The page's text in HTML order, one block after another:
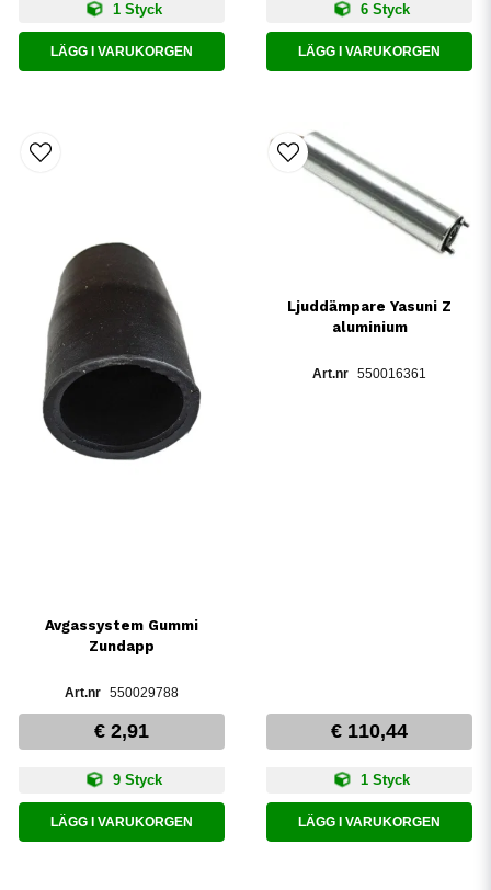
1 Styck
LÄGG I VARUKORGEN
6 Styck
LÄGG I VARUKORGEN
Avgassystem Gummi
Zundapp
550029788
€ 2,91
9 Styck
LÄGG I VARUKORGEN
Ljuddämpare Yasuni Z
aluminium
550016361
€ 110,44
1 Styck
LÄGG I VARUKORGEN